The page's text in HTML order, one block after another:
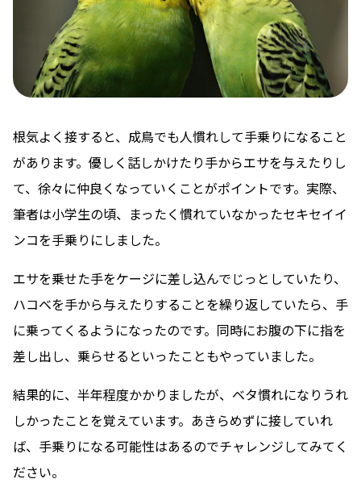
根気よく接すると、成鳥でも人慣れして手乗りになること
があります。優しく話しかけたり手からエサを与えたりし
て、徐々に仲良くなっていくことがポイントです。実際、
筆者は小学生の頃、まったく慣れていなかったセキセイイ
ンコを手乗りにしました。
エサを乗せた手をケージに差し込んでじっとしていたり、
ハコベを手から与えたりすることを繰り返していたら、手
に乗ってくるようになったのです。同時にお腹の下に指を
差し出し、乗らせるといったこともやっていました。
結果的に、半年程度かかりましたが、ベタ慣れになりうれ
しかったことを覚えています。あきらめずに接していれ
ば、手乗りになる可能性はあるのでチャレンジしてみてく
ださい。